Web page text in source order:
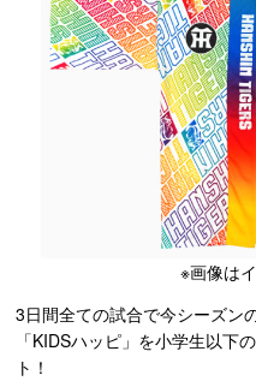
※画像は
3日間全ての試合で今シーズン
「KIDSハッピ」を小学生以下
ト！